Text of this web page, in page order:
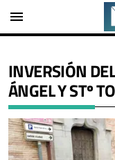
menu
INVERSIÓN
ÁNGEL Y STº